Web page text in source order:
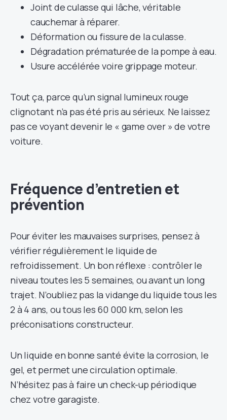
Joint de culasse qui lâche, véritable
cauchemar à réparer.
Déformation ou fissure de la culasse.
Dégradation prématurée de la pompe à eau.
Usure accélérée voire grippage moteur.
Tout ça, parce qu’un signal lumineux rouge
clignotant n’a pas été pris au sérieux. Ne laissez
pas ce voyant devenir le « game over » de votre
voiture.
Fréquence d’entretien et
prévention
Pour éviter les mauvaises surprises, pensez à
vérifier régulièrement le liquide de
refroidissement. Un bon réflexe : contrôler le
niveau toutes les 5 semaines, ou avant un long
trajet. N’oubliez pas la vidange du liquide tous les
2 à 4 ans, ou tous les 60 000 km, selon les
préconisations constructeur.
Un liquide en bonne santé évite la corrosion, le
gel, et permet une circulation optimale.
N’hésitez pas à faire un check-up périodique
chez votre garagiste.